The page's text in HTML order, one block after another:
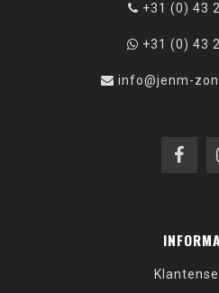
+31 (0) 43
+31 (0) 43
info@jenm-